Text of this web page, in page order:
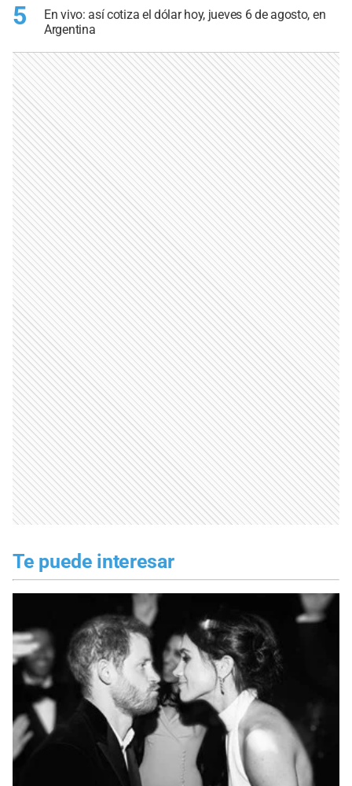
5
En vivo: así cotiza el dólar hoy, jueves 6 de agosto, en
Argentina
Te puede interesar